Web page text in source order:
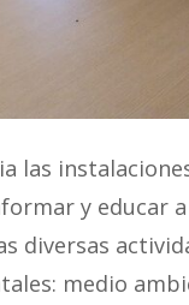
las
y educar
diversas
medio